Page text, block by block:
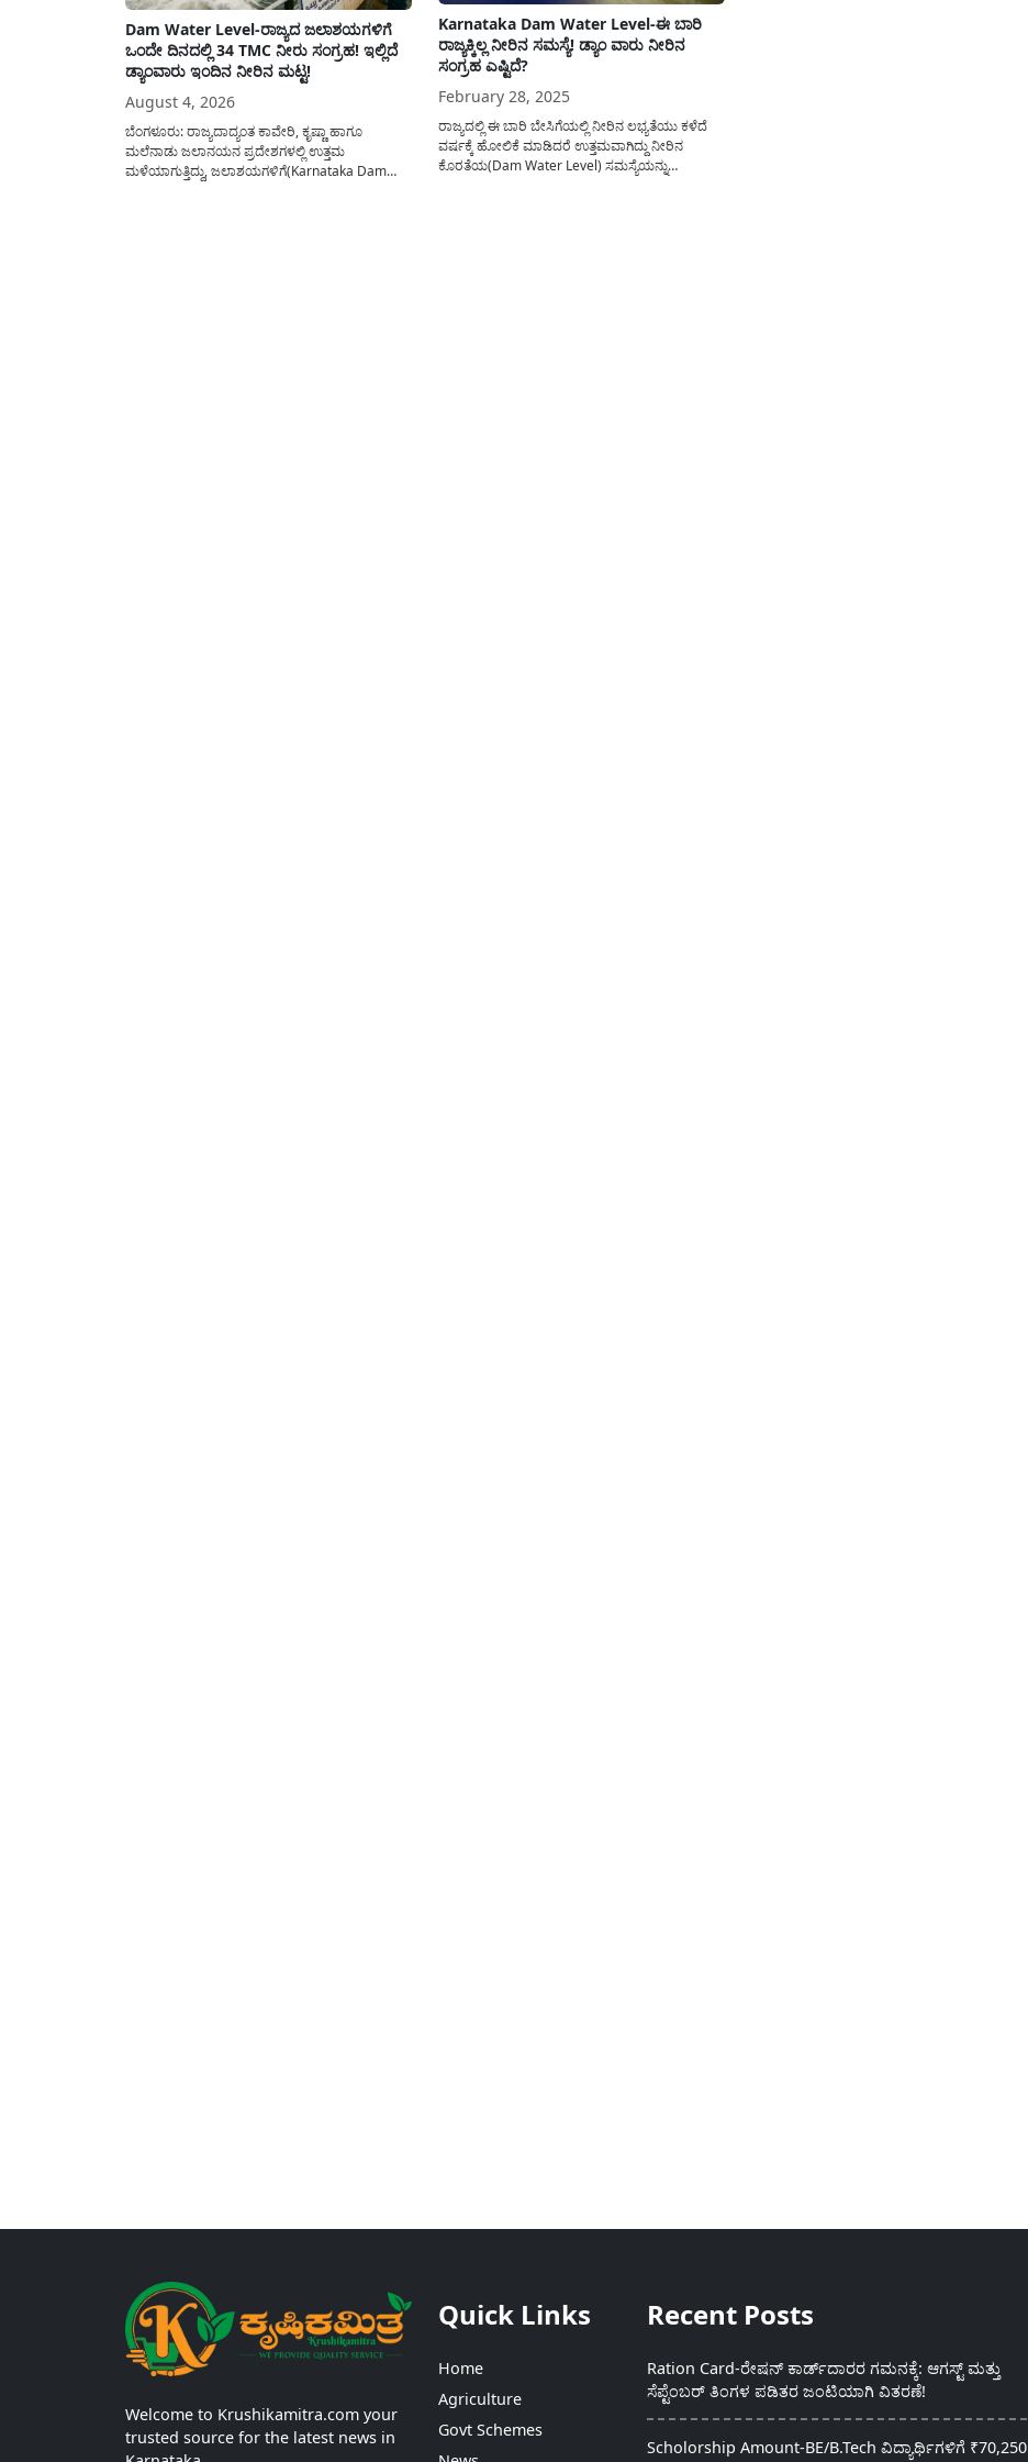
Dam Water Level-ರಾಜ್ಯದ ಜಲಾಶಯಗಳಿಗೆ
ಒಂದೇ ದಿನದಲ್ಲಿ 34 TMC ನೀರು ಸಂಗ್ರಹ! ಇಲ್ಲಿದೆ
ಡ್ಯಾಂವಾರು ಇಂದಿನ ನೀರಿನ ಮಟ್ಟ!
August 4, 2026
ಬೆಂಗಳೂರು: ರಾಜ್ಯದಾದ್ಯಂತ ಕಾವೇರಿ, ಕೃಷ್ಣಾ ಹಾಗೂ
ಮಲೆನಾಡು ಜಲಾನಯನ ಪ್ರದೇಶಗಳಲ್ಲಿ ಉತ್ತಮ
ಮಳೆಯಾಗುತ್ತಿದ್ದು, ಜಲಾಶಯಗಳಿಗೆ(Karnataka Dam
Karnataka Dam Water Level-ಈ ಬಾರಿ
ರಾಜ್ಯಕ್ಕಿಲ್ಲ ನೀರಿನ ಸಮಸ್ಯೆ! ಡ್ಯಾಂ ವಾರು ನೀರಿನ
ಸಂಗ್ರಹ ಎಷ್ಟಿದೆ?
February 28, 2025
ರಾಜ್ಯದಲ್ಲಿ ಈ ಬಾರಿ ಬೇಸಿಗೆಯಲ್ಲಿ ನೀರಿನ ಲಭ್ಯತೆಯು ಕಳೆದೆ
ವರ್ಷಕ್ಕೆ ಹೋಲಿಕೆ ಮಾಡಿದರೆ ಉತ್ತಮವಾಗಿದ್ದು ನೀರಿನ
ಕೊರತೆಯ(Dam Water Level) ಸಮಸ್ಯೆಯನ್ನು
Welcome to Krushikamitra.com your
trusted source for the latest news in
Quick Links
Home
Agriculture
Govt Schemes
Recent Posts
Ration Card-ರೇಷನ್ ಕಾರ್ಡ್‍ದಾರರ ಗಮನಕ್ಕೆ: ಆಗಸ್ಟ್ ಮತ್ತು
ಸೆಪ್ಟೆಂಬರ್ ತಿಂಗಳ ಪಡಿತರ ಜಂಟಿಯಾಗಿ ವಿತರಣೆ!
Scholorship Amount-BE/B.Tech ವಿದ್ಯಾರ್ಥಿಗಳಿಗೆ ₹70,250